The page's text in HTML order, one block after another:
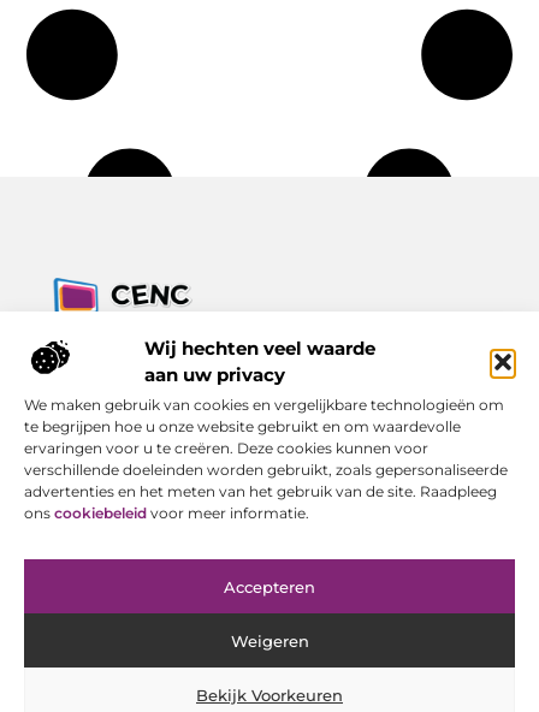
Wij hechten veel waarde
aan uw privacy
We maken gebruik van cookies en vergelijkbare technologieën om
te begrijpen hoe u onze website gebruikt en om waardevolle
ervaringen voor u te creëren. Deze cookies kunnen voor
verschillende doeleinden worden gebruikt, zoals gepersonaliseerde
advertenties en het meten van het gebruik van de site. Raadpleeg
ons cookiebeleid voor meer informatie.
Accepteren
Weigeren
Bekijk Voorkeuren
Jouw bron voor inzichten, tips en nieuws uit de digitale
Ontdek alles wat je moet weten over het dagelijks leven, met
een focus op praktische adviezen en actuele trends.
Bericht categorie
Onze informatie
Cookiebeleid (EU)